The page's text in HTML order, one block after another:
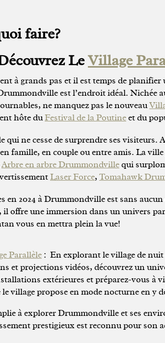
faire?
LeVillage
à grands pas et il est temps de
est l’endroit idéal. Nichée
ne manquez pas le nouveau
hôte duFestival de la Poutineet du
ne cesse de surprendre ses
famille, en couple ou entre amis. La
Arbre en arbre Drummondvillequi
Laser Force, Tomahawk
en 2024 à Drummondville est sans
offre une immersion dans un univers
vous en mettra plein la vue!
Parallèle : En explorant le village de
et projections vidéos, découvrez un
extérieures et préparez-vous
village propose en mode nocturne en y
à explorer Drummondville et ses
prestigieux est reconnu pour son